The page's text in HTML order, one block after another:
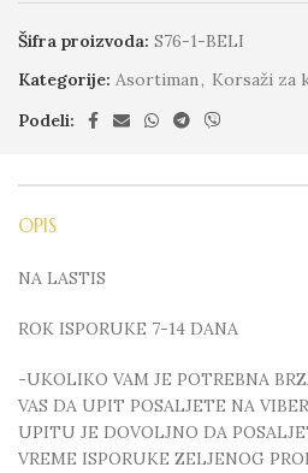
Šifra proizvoda: S76-1-BELI
Kategorije: Asortiman, Korsaži za
Podeli:
OPIS
NA LASTIS
ROK ISPORUKE 7-14 DANA
-UKOLIKO VAM JE POTREBNA
VAS DA UPIT POSALJETE NA
UPITU JE DOVOLJNO DA
VREME ISPORUKE ZELJENOG